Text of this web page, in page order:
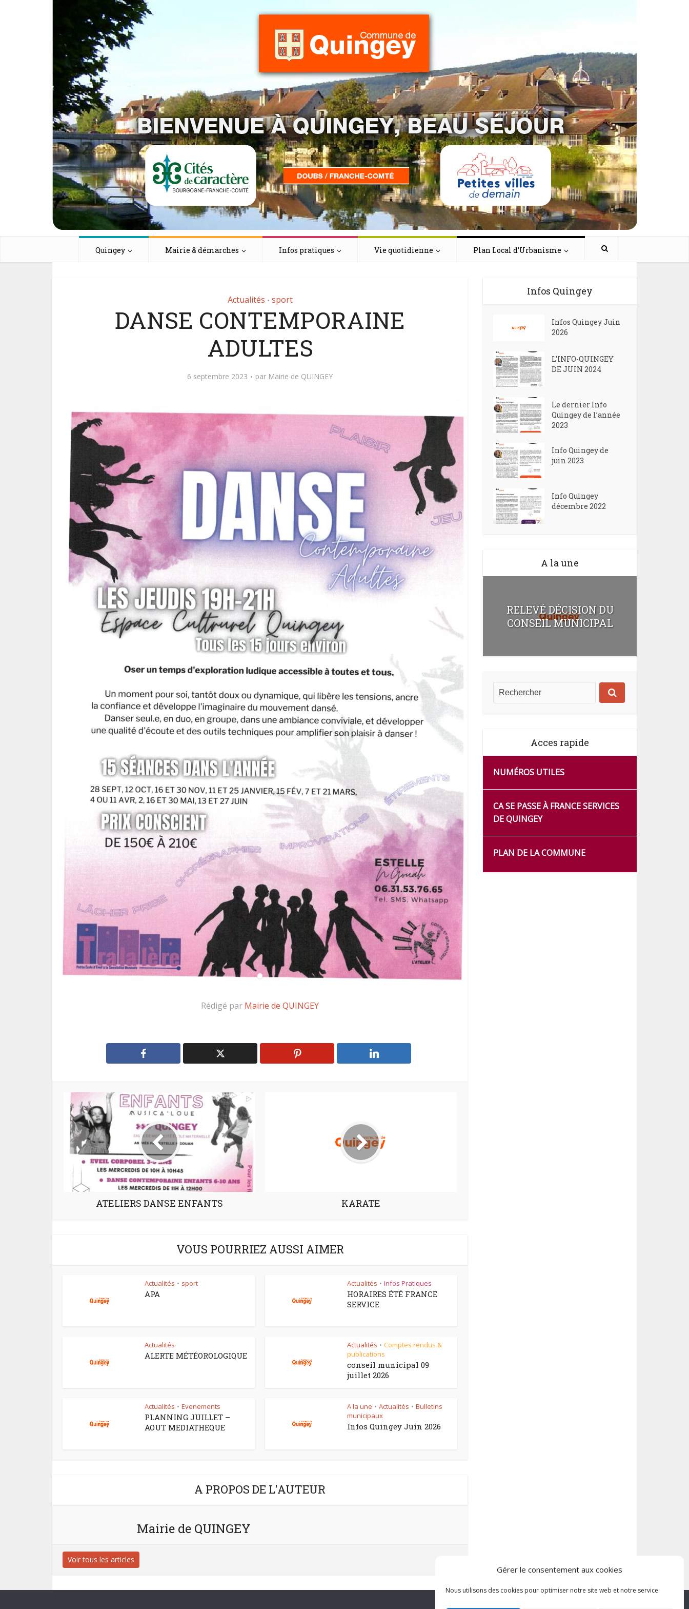
Gérer le consentement aux cookies
Nous utilisons des cookies pour optimiser notre site web et notre service.
Quingey Mairie & démarches Infos pratiques Vie quotidienne Plan Local d’Urbanisme
Actualités • sport
DANSE CONTEMPORAINE
ADULTES
6 septembre 2023 par Mairie de QUINGEY
Rédigé par Mairie de QUINGEY
ATELIERS DANSE ENFANTS KARATE
VOUS POURRIEZ AUSSI AIMER
Actualités • sport
APA
Actualités • Infos Pratiques
HORAIRES ÉTÉ FRANCE
SERVICE
Actualités
ALERTE MÉTÉOROLOGIQUE
Actualités • Comptes rendus &
publications
conseil municipal 09
juillet 2026
Actualités • Evenements
PLANNING JUILLET –
AOUT MEDIATHEQUE
A la une • Actualités • Bulletins
municipaux
Infos Quingey Juin 2026
A PROPOS DE L'AUTEUR
Mairie de QUINGEY
Voir tous les articles
Infos Quingey
Infos Quingey Juin
2026
L’INFO-QUINGEY
DE JUIN 2024
Le dernier Info
Quingey de l’année
2023
Info Quingey de
juin 2023
Info Quingey
décembre 2022
A la une
RELEVÉ DÉCISION DU
CONSEIL MUNICIPAL
Acces rapide
NUMÉROS UTILES
CA SE PASSE À FRANCE SERVICES
DE QUINGEY
PLAN DE LA COMMUNE